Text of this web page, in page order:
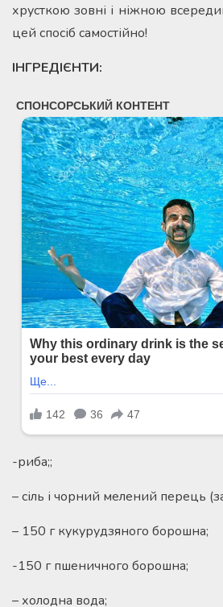
хрусткою зовні і ніжною
цей спосіб самостійно!
ІНГРЕДІЄНТИ:
-риба;;
– сіль і чорний мелений перець
– 150 г кукурудзяного борошна;
-150 г пшеничного борошна;
– холодна вода;